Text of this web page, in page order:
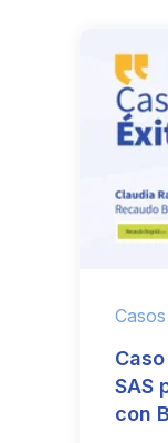
SAS
con